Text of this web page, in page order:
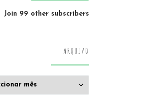
Join 99 other subscribers
ARQUIVO